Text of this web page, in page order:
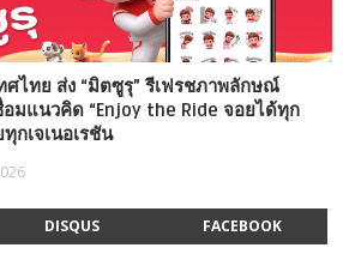
ศไทย ส่ง “มิตซูรุ” รีเฟรชภาพลักษณ์
มแนวคิด “Enjoy the Ride จอยได้ทุก
กเจเนอเรชัน
DISQUS FACEBOOK